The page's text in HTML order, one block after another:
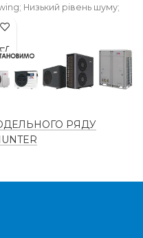
Низький рівень шуму;
НАЯВНІСТЬ НА
СКЛАДІ
ТИП
КОМПРЕСОРУ
ПЛОЩА
РЯДУ